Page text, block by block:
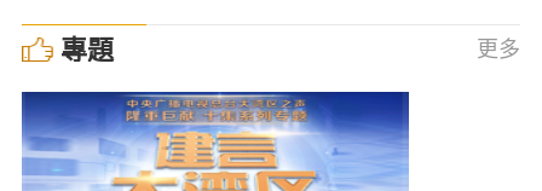
專題 更多